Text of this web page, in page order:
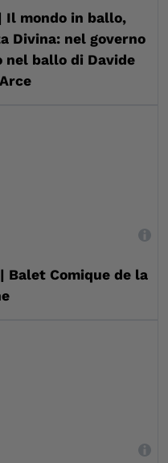
Il mondo in ballo,
Divina: nel governo
ballo di Davide
,
Balet Comique de la
,